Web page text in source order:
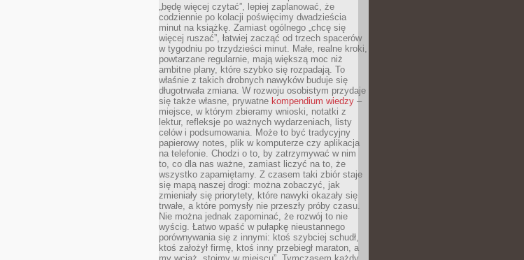
„będę więcej czytać”, lepiej zaplanować, że
codziennie po kolacji poświęcimy dwadzieścia
minut na książkę. Zamiast ogólnego „chcę się
więcej ruszać”, łatwiej zacząć od trzech spacerów
w tygodniu po trzydzieści minut. Małe, realne kroki,
powtarzane regularnie, mają większą moc niż
ambitne plany, które szybko się rozpadają. To
właśnie z takich drobnych nawyków buduje się
długotrwała zmiana. W rozwoju osobistym przydaje
się także własne, prywatne kompendium wiedzy –
miejsce, w którym zbieramy wnioski, notatki z
lektur, refleksje po ważnych wydarzeniach, listy
celów i podsumowania. Może to być tradycyjny
papierowy notes, plik w komputerze czy aplikacja
na telefonie. Chodzi o to, by zatrzymywać w nim
to, co dla nas ważne, zamiast liczyć na to, że
wszystko zapamiętamy. Z czasem taki zbiór staje
się mapą naszej drogi: można zobaczyć, jak
zmieniały się priorytety, które nawyki okazały się
trwałe, a które pomysły nie przeszły próby czasu.
Nie można jednak zapominać, że rozwój to nie
wyścig. Łatwo wpaść w pułapkę nieustannego
porównywania się z innymi: ktoś szybciej schudł,
ktoś założył firmę, ktoś inny przebiegł maraton, a